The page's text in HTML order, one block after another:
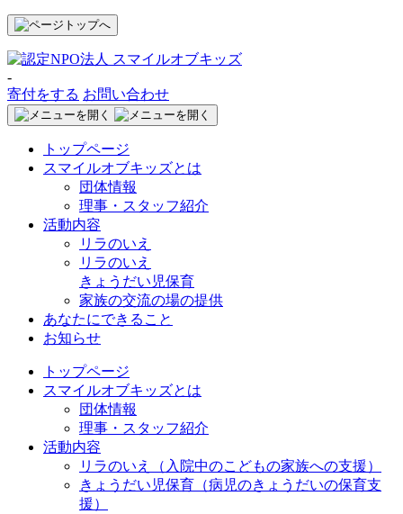
-
寄付をする お問い合わせ
トップページ
スマイルオブキッズとは
団体情報
理事・スタッフ紹介
活動内容
リラのいえ
リラのいえ
きょうだい児保育
家族の交流の場の提供
あなたにできること
お知らせ
トップページ
スマイルオブキッズとは
団体情報
理事・スタッフ紹介
活動内容
リラのいえ
（入院中のこどもの家族への支援）
きょうだい児保育 （病児のきょうだいの保育支
援）